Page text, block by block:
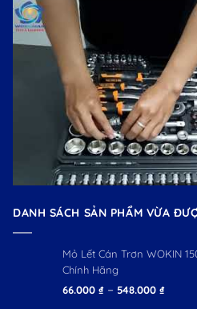
DANH SÁCH SẢN PHẨM VỪA
Mỏ Lết Cán Trơn WOKIN
Chính Hãng
66.000 ₫ – 548.000 ₫